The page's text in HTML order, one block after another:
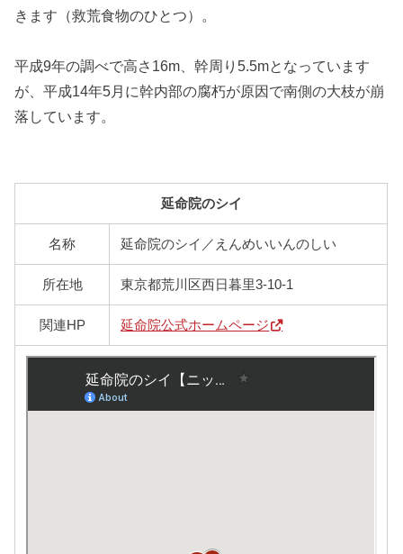
きます（救荒食物のひとつ）。
平成9年の調べで高さ16m、幹周り5.5mとなっています
が、平成14年5月に幹内部の腐朽が原因で南側の大枝が崩
落しています。
延命院のシイ
名称 延命院のシイ／えんめいいんのしい
所在地 東京都荒川区西日暮里3-10-1
関連HP 延命院公式ホームページ